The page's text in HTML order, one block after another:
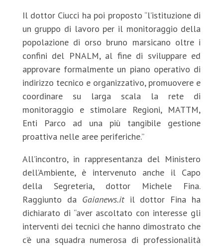
Il dottor Ciucci ha poi proposto “l’istituzione di
un gruppo di lavoro per il monitoraggio della
popolazione di orso bruno marsicano oltre i
confini del PNALM, al fine di sviluppare ed
approvare formalmente un piano operativo di
indirizzo tecnico e organizzativo, promuovere e
coordinare su larga scala la rete di
monitoraggio e stimolare Regioni, MATTM,
Enti Parco ad una più tangibile gestione
proattiva nelle aree periferiche.”
All’incontro, in rappresentanza del Ministero
dell’Ambiente, è intervenuto anche il Capo
della Segreteria, dottor Michele Fina.
Raggiunto da Gaianews.it il dottor Fina ha
dichiarato di “aver ascoltato con interesse gli
interventi dei tecnici che hanno dimostrato che
c’è una squadra numerosa di professionalità